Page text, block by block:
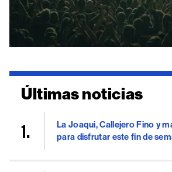
Últimas noticias
La Joaqui, Callejero Fino y
para disfrutar este fin de